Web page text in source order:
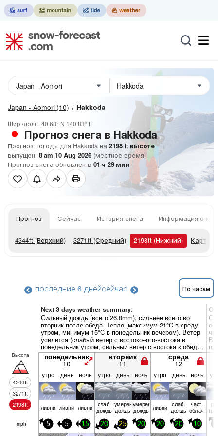
Japan - Aomori (10) Hakkoda
Шир./долг.:40.68° N 140.83° E
Прогноз снега в Hakkoda
Прогноз погоды для Hakkoda на 2198ft высоте
выпущен: 8 am 10 Aug 2026 (местное время)
Прогноз снега обновлен в 01 ч 29 мин
Прогноз Сейчас История снега Информация о
4344ft (Верхний) 3271ft (Средний) 2198ft (Нижний) Карты
последние 6 днейсейчас По часам
Next 3 days weather summary:
Сильный дождь (всего 26.0mm), сильнее всего во
вторник после обеда. Тепло (максимум 21°C в среду
утром, минимум 15°C в понедельник вечером). Ветер
усилится (слабый ветер с востоко-юго-востока в
понедельник утром, сильный ветер с востока к обеду
вторника).
Высота
4344ft
3271ft
2198ft
понедельник
10
вторник
11
среда
12
утро день ночь утро день ночь утро день ночь
ливни ливни ливни слаб.
дождь
умерен.
дождь
умерен.
дождь ливни слаб.
дождь
част.
облач.
mph 5 5 15 20 25 20 20 20 10